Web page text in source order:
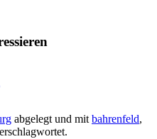
abgelegt und mit bahrenfeld,